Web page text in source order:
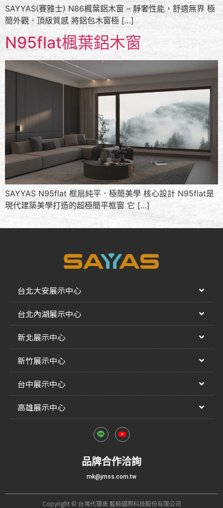
SAYYAS(賽雅士) N86楓葉鋁木窗 – 靜奢性能，舒適無界 極
簡外觀．頂級質感 將鋁包木窗極 […]
N95flat楓葉鋁木窗
SAYYAS N95flat 框扇純平．極簡美學 核心設計 N95flat是
現代建築美學打造的超極簡平框窗 它 […]
台北大安展示中心
台北內湖展示中心
新北展示中心
新竹展示中心
台中展示中心
高雄展示中心
品牌合作洽詢
mk@jmss.com.tw
Copyright © 台灣代理商 藍鯨國際科技股份有限公司